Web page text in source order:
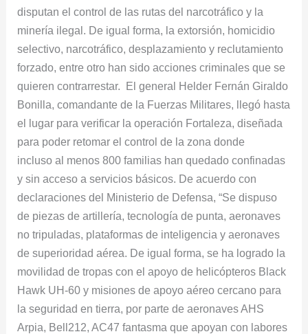
disputan el control de las rutas del narcotráfico y la
minería ilegal. De igual forma, la extorsión, homicidio
selectivo, narcotráfico, desplazamiento y reclutamiento
forzado, entre otro han sido acciones criminales que se
quieren contrarrestar. El general Helder Fernán Giraldo
Bonilla, comandante de la Fuerzas Militares, llegó hasta
el lugar para verificar la operación Fortaleza, diseñada
para poder retomar el control de la zona donde
incluso al menos 800 familias han quedado confinadas
y sin acceso a servicios básicos. De acuerdo con
declaraciones del Ministerio de Defensa, “Se dispuso
de piezas de artillería, tecnología de punta, aeronaves
no tripuladas, plataformas de inteligencia y aeronaves
de superioridad aérea. De igual forma, se ha logrado la
movilidad de tropas con el apoyo de helicópteros Black
Hawk UH-60 y misiones de apoyo aéreo cercano para
la seguridad en tierra, por parte de aeronaves AHS
Arpia, Bell212, AC47 fantasma que apoyan con labores